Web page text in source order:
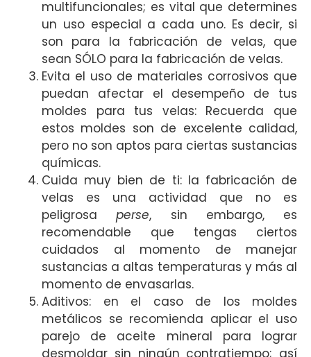
multifuncionales; es vital que determines
un uso especial a cada uno. Es decir, si
son para la fabricación de velas, que
sean SÓLO para la fabricación de velas.
Evita el uso de materiales corrosivos que
puedan afectar el desempeño de tus
moldes para tus velas: Recuerda que
estos moldes son de excelente calidad,
pero no son aptos para ciertas sustancias
químicas.
Cuida muy bien de ti: la fabricación de
velas es una actividad que no es
peligrosaperse, sin embargo, es
recomendable que tengas ciertos
cuidados al momento de manejar
sustancias a altas temperaturas y más al
momento de envasarlas.
Aditivos: en el caso de los moldes
metálicos se recomienda aplicar el uso
parejo de aceite mineral para lograr